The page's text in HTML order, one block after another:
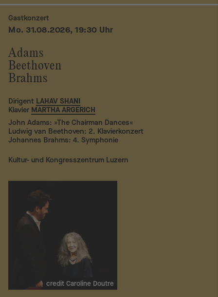
Adams
Beethoven
Brahms
Gastkonzert
Mo. 31.08.2026, 19:30 Uhr
Dirigent LAHAV SHANI
Klavier MARTHA ARGERICH
John Adams: »The Chairman Dances«
Ludwig van Beethoven: 2. Klavierkonzert
Johannes Brahms: 4. Symphonie
Kultur- und Kongresszentrum Luzern
credit Caroline Doutre